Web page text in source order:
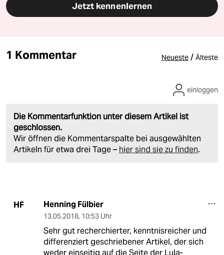
Jetzt kennenlernen
1 Kommentar Neueste / Älteste
Die Kommentarfunktion unter diesem Artikel ist
geschlossen.
Wir öffnen die Kommentarspalte bei ausgewählten
Artikeln für etwa drei Tage – hier sind sie zu finden.
einloggen
HF Henning Fülbier
13.05.2018, 10:53 Uhr
Sehr gut recherchierter, kenntnisreicher und
differenziert geschriebener Artikel, der sich
weder einseitig auf die Seite der Lula-